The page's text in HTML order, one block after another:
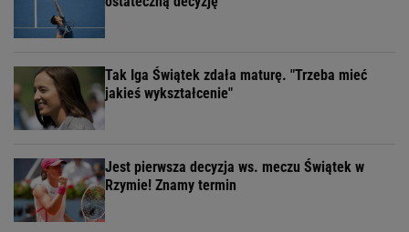
Tak Iga Świątek zdała maturę. "Trzeba mieć
jakieś wykształcenie"
Jest pierwsza decyzja ws. meczu Świątek w
Rzymie! Znamy termin